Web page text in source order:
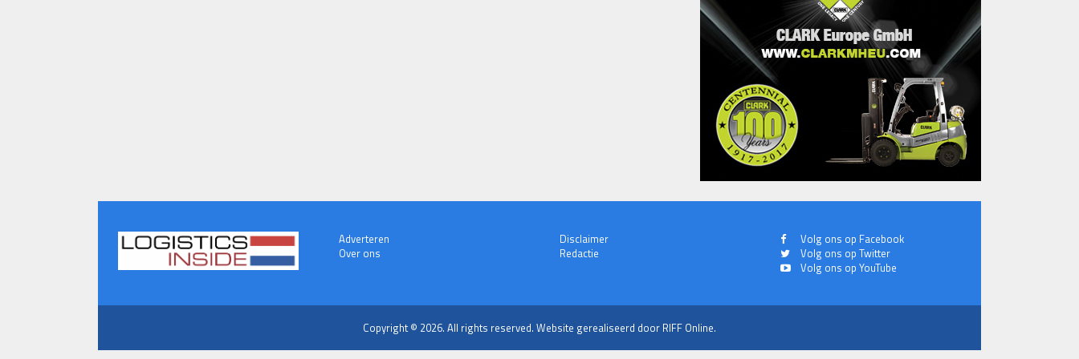
Adverteren
Over ons
Disclaimer
Redactie
Volg ons op Facebook
Volg ons op Twitter
Volg ons op YouTube
Copyright © 2026. All rights reserved. Website gerealiseerd door RIFF Online.